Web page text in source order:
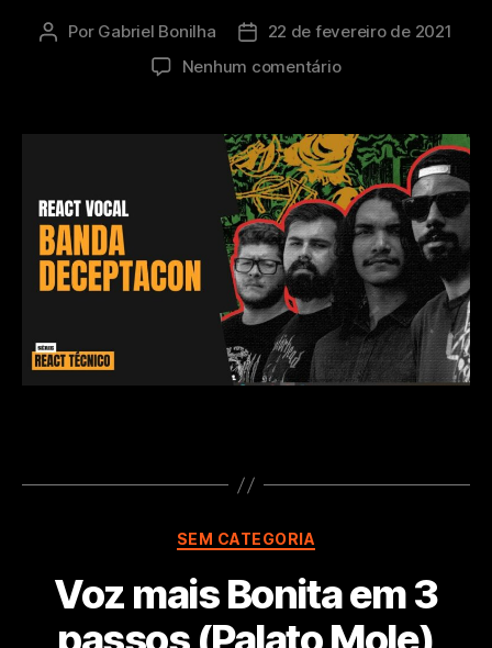
Autor
Por Gabriel Bonilha
Data22 de fevereiro de 2021
Nenhum comentárioem
–
Deceptacon
–
Vazio
Categorias
SEM CATEGORIA
Voz mais Bonita em 3